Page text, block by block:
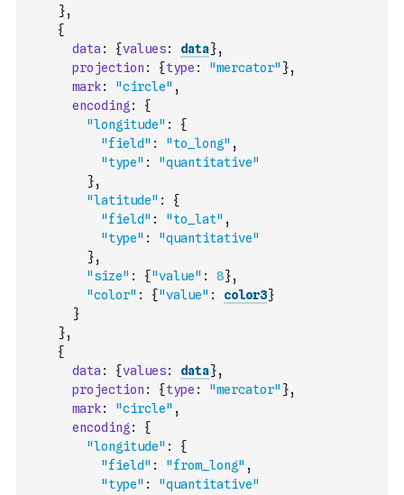
},
{
data : {values: data},
projection : {type : "mercator" },
mark: "circle" ,
encoding :
{
"longitude" :
{
"field" : "to_long" ,
"type" :
"quantitative"
},
"latitude" :
{
"field" : "to_lat" ,
"type" :
"quantitative"
},
"size" : {"value" : 8},
"color" : {"value" : color3}
}
},
{
data : {values: data},
projection : {type : "mercator" },
mark: "circle" ,
encoding :
{
"longitude" :
{
"field" : "from_long" ,
"type" :
"quantitative"